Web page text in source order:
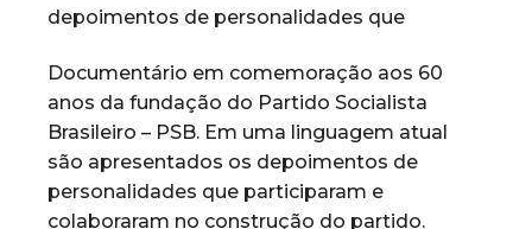
depoimentos de personalidades que
do partido.
Documentário em comemoração aos 60
anos da fundação do Partido Socialista
Brasileiro – PSB. Em uma linguagem atual
são apresentados os depoimentos de
personalidades que participaram e
colaboraram no construção do partido.